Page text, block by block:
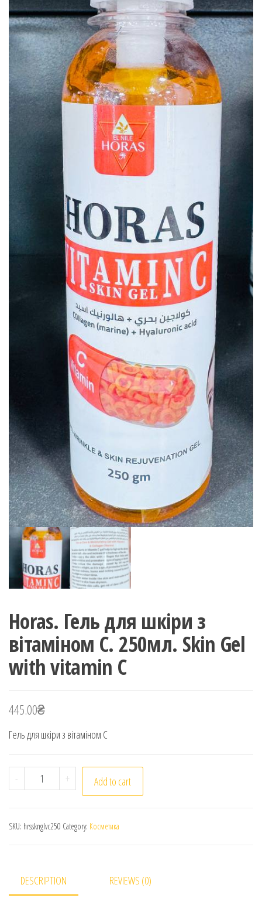
Horas. Гель для шкіри з
вітаміном С. 250мл. Skin Gel
with vitamin C
445.00₴
Гель для шкіри з вітаміном С
- Horas. Гель для шкіри з вітаміном С. 250мл. Skin
+ Add to cart
SKU: hrssknglvc250 Category: Косметика
DESCRIPTION REVIEWS (0)